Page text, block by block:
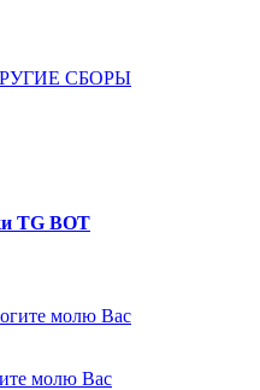
СБОРЫ
TG BOT
молю Вас